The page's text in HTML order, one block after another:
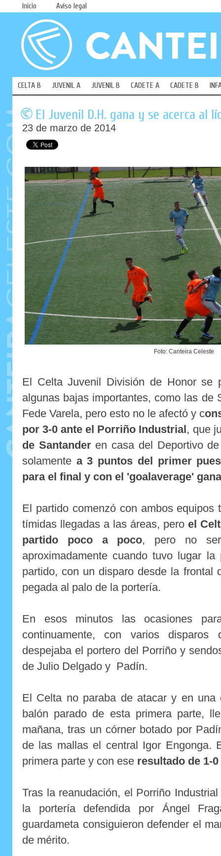
Inicio Aviso legal
CELTA B JUVENIL A JUVENIL B CADETE A CADETE B
El Juvenil D.H. gana y se acerca al
23 de marzo de 2014
Foto: Canteira Celeste
El Celta Juvenil División de Honor se
algunas bajas importantes, como las de
Fede Varela, pero esto no le afectó y c
por 3-0 ante el Porriño Industrial , que
de Santanderen casa del Deportivo
solamente a 3 puntos del primer
para el final y con el 'goalaverage'
El partido comenzó con ambos equipos
tímidas llegadas a las áreas, pero el
partido poco a poco, pero no
aproximadamente cuando tuvo lugar
partido, con un disparo desde la frontal
pegada al palo de la portería.
En esos minutos las ocasiones
continuamente, con varios
despejaba el portero del Porriño y
de Julio Delgado y Padín.
El Celta no paraba de atacar y en una
balón parado de esta primera parte,
mañana, tras un córner botado por
de las mallas el central Igor Engonga.
primera parte y con ese resultado de 1-
Tras la reanudación, el Porriño
la portería defendida por Ángel
guardameta consiguieron defender el
de mérito.